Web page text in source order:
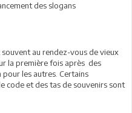
des slogans
au rendez-vous de vieux
la première fois après des
pour les autres. Certains
code et des tas de souvenirs sont